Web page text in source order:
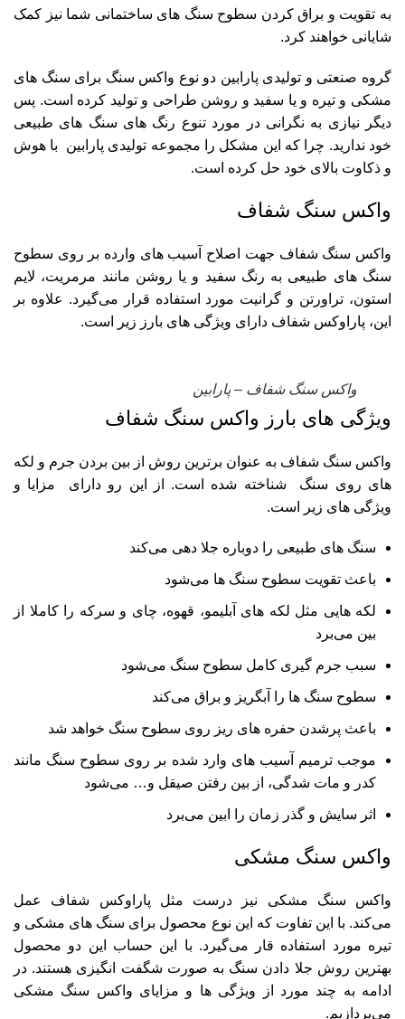
به تقویت و براق کردن سطوح سنگ های ساختمانی شما نیز کمک
شایانی خواهند کرد.
گروه صنعتی و تولیدی پارابین دو نوع واکس سنگ برای سنگ های
مشکی و تیره و یا سفید و روشن طراحی و تولید کرده است. پس
دیگر نیازی به نگرانی در مورد تنوع رنگ های سنگ های طبیعی
خود ندارید. چرا که این مشکل را مجموعه تولیدی پارابین با هوش
و ذکاوت بالای خود حل کرده است.
واکس سنگ شفاف
واکس سنگ شفاف جهت اصلاح آسیب های وارده بر روی سطوح
سنگ های طبیعی به رنگ سفید و یا روشن مانند مرمریت، لایم
استون، تراورتن و گرانیت مورد استفاده قرار می‌گیرد. علاوه بر
این، پاراوکس شفاف دارای ویژگی های بارز زیر است.
واکس سنگ شفاف – پارابین
ویژگی های بارز واکس سنگ شفاف
واکس سنگ شفاف به عنوان برترین روش از بین بردن جرم و لکه
های روی سنگ شناخته شده است. از این رو دارای مزایا و
ویژگی های زیر است.
سنگ های طبیعی را دوباره جلا دهی می‌کند
باعث تقویت سطوح سنگ ها می‌شود
لکه هایی مثل لکه های آبلیمو، قهوه، چای و سرکه را کاملا از
بین می‌برد
سبب جرم گیری کامل سطوح سنگ می‌شود
سطوح سنگ ها را آبگریز و براق می‌کند
باعث پرشدن حفره های ریز روی سطوح سنگ خواهد شد
موجب ترمیم آسیب های وارد شده بر روی سطوح سنگ مانند
کدر و مات شدگی، از بین رفتن صیقل و… می‌شود
اثر سایش و گذر زمان را ابین می‌برد
واکس سنگ مشکی
واکس سنگ مشکی نیز درست مثل پاراوکس شفاف عمل
می‌کند. با این تفاوت که این نوع محصول برای سنگ های مشکی و
تیره مورد استفاده قار می‌گیرد. با این حساب این دو محصول
بهترین روش جلا دادن سنگ به صورت شگفت انگیزی هستند. در
ادامه به چند مورد از ویژگی ها و مزایای واکس سنگ مشکی
می‌پردازیم.